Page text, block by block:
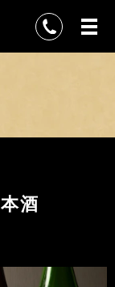
酒